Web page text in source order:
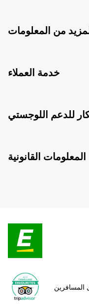
من المعلومات
خدمة العملاء
للدعم اللوجستي
المعلومات القانونية
المسافرين